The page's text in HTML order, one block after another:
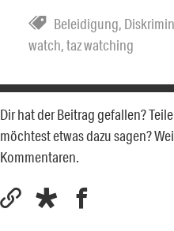
Beleidigung,
watch,taz watching
Dir hat der Beitrag gefallen?
möchtest etwas dazu sagen?
Kommentaren.